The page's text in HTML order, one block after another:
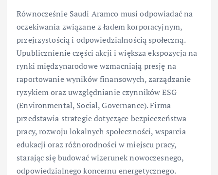
Równocześnie Saudi Aramco musi odpowiadać na
oczekiwania związane z ładem korporacyjnym,
przejrzystością i odpowiedzialnością społeczną.
Upublicznienie części akcji i większa ekspozycja na
rynki międzynarodowe wzmacniają presję na
raportowanie wyników finansowych, zarządzanie
ryzykiem oraz uwzględnianie czynników ESG
(Environmental, Social, Governance). Firma
przedstawia strategie dotyczące bezpieczeństwa
pracy, rozwoju lokalnych społeczności, wsparcia
edukacji oraz różnorodności w miejscu pracy,
starając się budować wizerunek nowoczesnego,
odpowiedzialnego koncernu energetycznego.